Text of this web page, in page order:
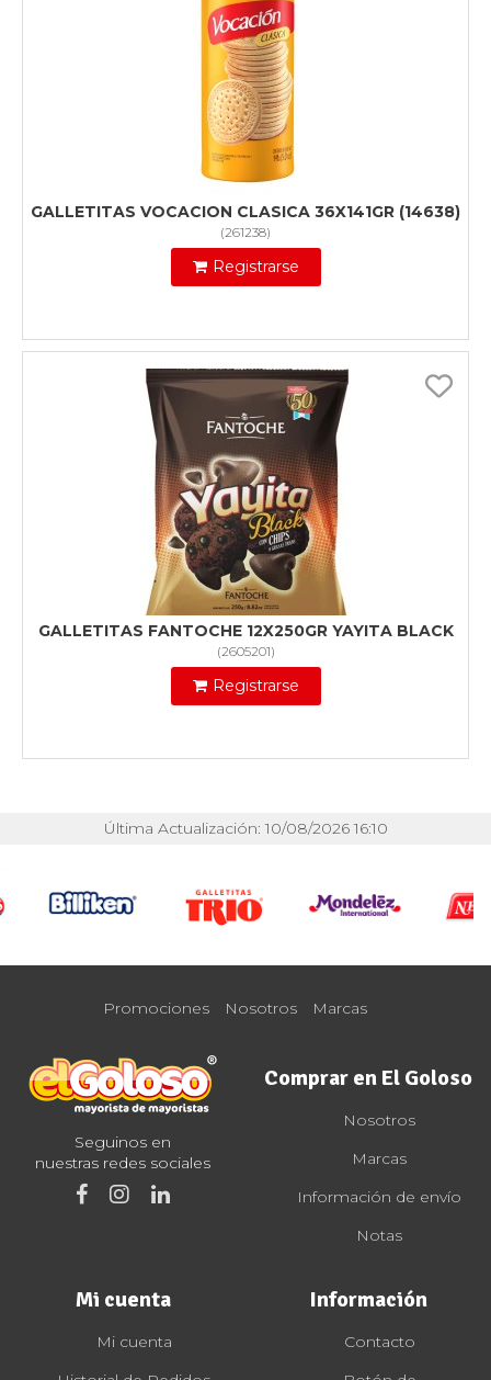
GALLETITAS VOCACION CLASICA 36X141GR (14638)
(261238)
Registrarse
GALLETITAS FANTOCHE 12X250GR YAYITA BLACK
(2605201)
Registrarse
Última Actualización: 10/08/2026 16:10
Promociones Nosotros Marcas
Seguinos en
nuestras redes sociales
Comprar en El Goloso
Nosotros
Marcas
Información de envío
Notas
Mi cuenta
Mi cuenta
Información
Contacto